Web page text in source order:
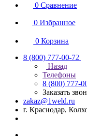
0 Сравнение
0 Избранное
0 Корзина
8 (800) 777-00-72
Назад
Телефоны
8 (800) 777-
Заказать
zakaz@1weld.ru
г. Краснодар,